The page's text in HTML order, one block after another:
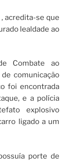
acredita-se que
lealdade ao
Combate ao
comunicação
foi encontrada
e a polícia
explosivo
ligado a um
porte de